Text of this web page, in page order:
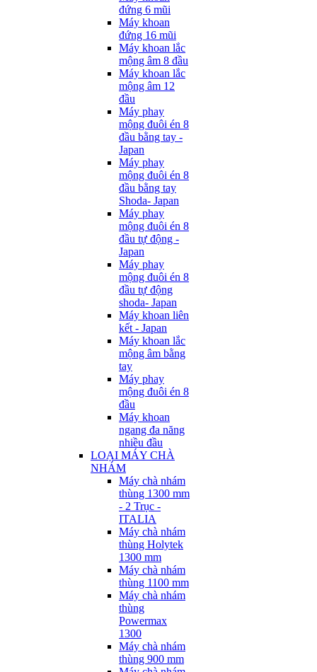
đứng 6 mũi
Máy khoan
đứng 16 mũi
Máy khoan lắc
mộng âm 8 đầu
Máy khoan lắc
mộng âm 12
đầu
Máy phay
mộng đuôi én 8
đầu bằng tay -
Japan
Máy phay
mộng đuôi én 8
đầu bằng tay
Shoda- Japan
Máy phay
mộng đuôi én 8
đầu tự động -
Japan
Máy phay
mộng đuôi én 8
đầu tự động
shoda- Japan
Máy khoan liên
kết - Japan
Máy khoan lắc
mộng âm bằng
tay
Máy phay
mộng đuôi én 8
đầu
Máy khoan
ngang đa năng
nhiều đầu
LOẠI MÁY CHÀ
NHÁM
Máy chà nhám
thùng 1300 mm
- 2 Trục -
ITALIA
Máy chà nhám
thùng Holytek
1300 mm
Máy chà nhám
thùng 1100 mm
Máy chà nhám
thùng
Powermax
1300
Máy chà nhám
thùng 900 mm